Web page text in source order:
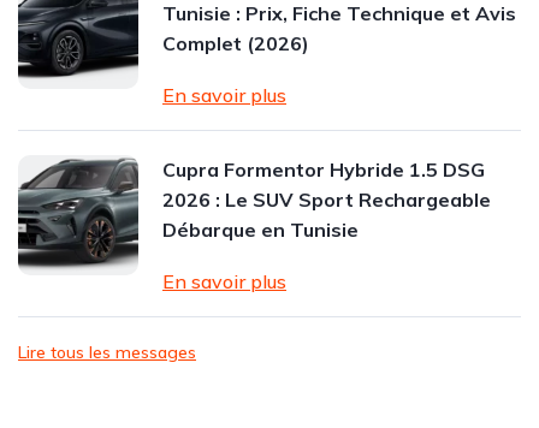
Tunisie : Prix, Fiche Technique et Avis
Complet (2026)
En savoir plus
Cupra Formentor Hybride 1.5 DSG
2026 : Le SUV Sport Rechargeable
Débarque en Tunisie
En savoir plus
Lire tous les messages